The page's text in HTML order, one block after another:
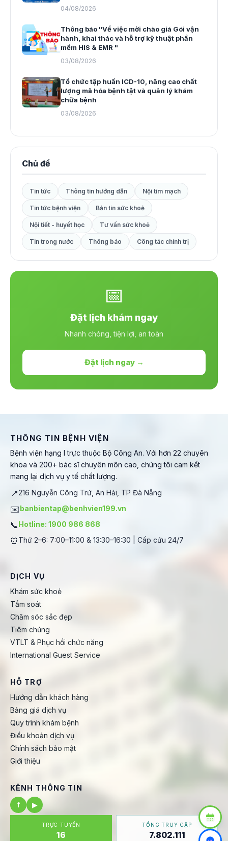
04/08/2026
Thông báo "Về việc mời chào giá Gói vận
hành, khai thác và hỗ trợ kỹ thuật phần
mềm HIS & EMR "
03/08/2026
Tổ chức tập huấn ICD-10, nâng cao chất
lượng mã hóa bệnh tật và quản lý khám
chữa bệnh
03/08/2026
Chủ đề
Tin tức Thông tin hướng dẫn Nội tim mạch
Tin tức bệnh viện Bản tin sức khoẻ
Nội tiết - huyết học Tư vấn sức khoẻ
Tin trong nước Thông báo Công tác chính trị
📅
Đặt lịch khám ngay
Nhanh chóng, tiện lợi, an toàn
Đặt lịch ngay →
THÔNG TIN BỆNH VIỆN
Bệnh viện hạng I trực thuộc Bộ Công An. Với hơn 22 chuyên
khoa và 200+ bác sĩ chuyên môn cao, chúng tôi cam kết
mang lại dịch vụ y tế chất lượng.
📍216 Nguyễn Công Trứ, An Hải, TP Đà Nẵng
✉️banbientap@benhvien199.vn
📞Hotline: 1900 986 868
⏰ Thứ 2–6: 7:00–11:00 & 13:30–16:30 | Cấp cứu 24/7
DỊCH VỤ
Khám sức khoẻ
Tầm soát
Chăm sóc sắc đẹp
Tiêm chủng
VTLT & Phục hồi chức năng
International Guest Service
HỖ TRỢ
Hướng dẫn khách hàng
Bảng giá dịch vụ
Quy trình khám bệnh
Điều khoản dịch vụ
Chính sách bảo mật
Giới thiệu
KÊNH THÔNG TIN
f
▶
TRỰC TUYẾN
16
TỔNG TRUY CẬP
7.802.111